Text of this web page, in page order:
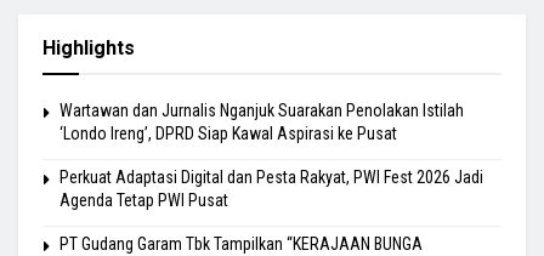
Highlights
Wartawan dan Jurnalis Nganjuk Suarakan Penolakan Istilah
‘Londo Ireng’, DPRD Siap Kawal Aspirasi ke Pusat
Perkuat Adaptasi Digital dan Pesta Rakyat, PWI Fest 2026 Jadi
Agenda Tetap PWI Pusat
PT Gudang Garam Tbk Tampilkan “KERAJAAN BUNGA